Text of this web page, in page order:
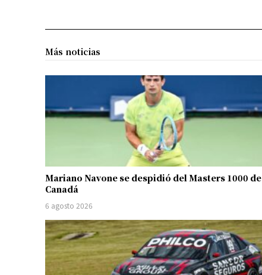
Más noticias
Mariano Navone se despidió del Masters 1000 de
Canadá
6 agosto 2026